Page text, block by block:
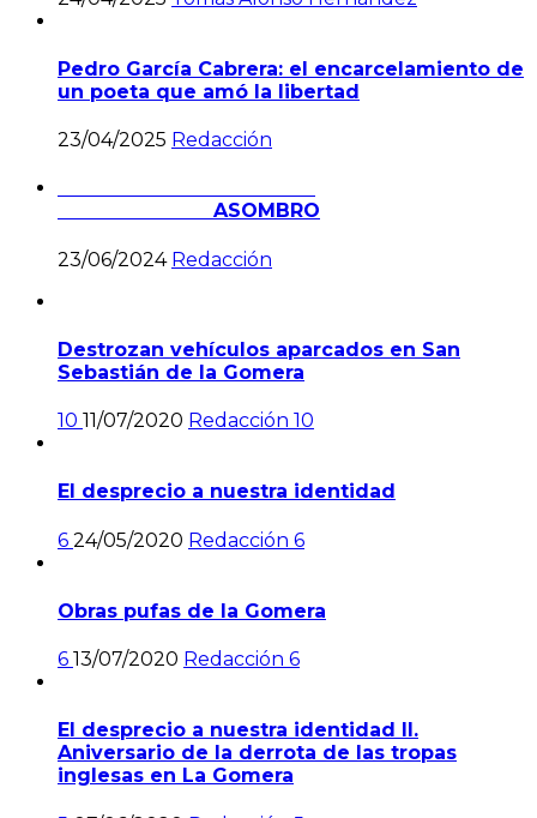
Pedro García Cabrera: el encarcelamiento de
un poeta que amó la libertad
23/04/2025 Redacción
ASOMBRO
23/06/2024 Redacción
Destrozan vehículos aparcados en San
Sebastián de la Gomera
10 11/07/2020 Redacción 10
El desprecio a nuestra identidad
6 24/05/2020 Redacción 6
Obras pufas de la Gomera
6 13/07/2020 Redacción 6
El desprecio a nuestra identidad II.
Aniversario de la derrota de las tropas
inglesas en La Gomera